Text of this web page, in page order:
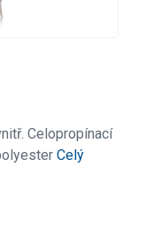
Celopropínací
Celý